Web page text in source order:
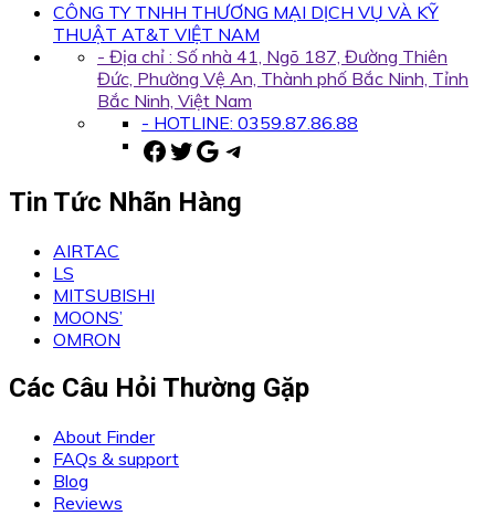
CÔNG TY TNHH THƯƠNG MẠI DỊCH VỤ VÀ KỸ
THUẬT AT&T VIỆT NAM
- Địa chỉ : Số nhà 41, Ngõ 187, Đường Thiên
Đức, Phường Vệ An, Thành phố Bắc Ninh, Tỉnh
Bắc Ninh, Việt Nam
- HOTLINE: 0359.87.86.88
Facebook
Twitter
Google
Telegram
Tin Tức Nhãn Hàng
AIRTAC
LS
MITSUBISHI
MOONS’
OMRON
Các Câu Hỏi Thường Gặp
About Finder
FAQs & support
Blog
Reviews